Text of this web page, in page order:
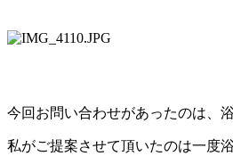
今回お問い合わせがあったのは、
私がご提案させて頂いたのは一度